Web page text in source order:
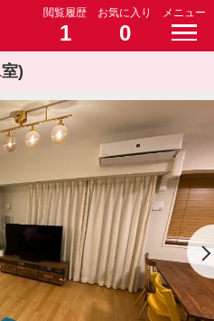
閲覧履歴
1
お気に入り
0
メニュー
室)